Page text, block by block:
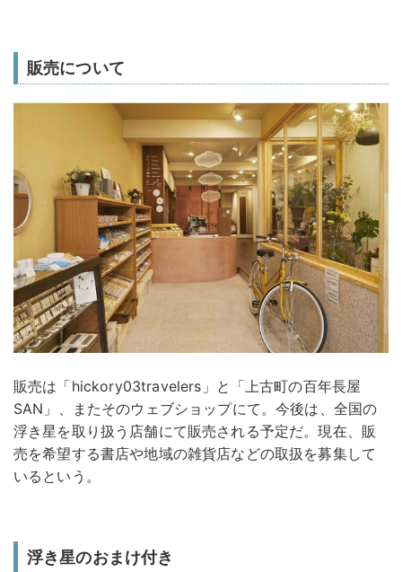
販売について
販売は「hickory03travelers」と「上古町の百年長屋
SAN」、またそのウェブショップにて。今後は、全国の
浮き星を取り扱う店舗にて販売される予定だ。現在、販
売を希望する書店や地域の雑貨店などの取扱を募集して
いるという。
浮き星のおまけ付き